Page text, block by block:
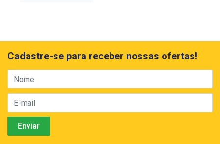
Cadastre-se para receber nossas ofertas!